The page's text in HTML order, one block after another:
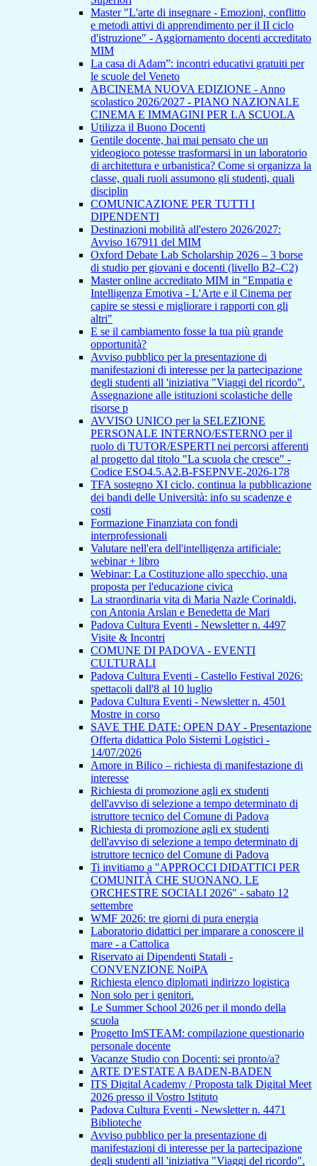
Master "L'arte di insegnare - Emozioni, conflitto
e metodi attivi di apprendimento per il II ciclo
d'istruzione" - Aggiornamento docenti accreditato
MIM
La casa di Adam”: incontri educativi gratuiti per
le scuole del Veneto
ABCINEMA NUOVA EDIZIONE - Anno
scolastico 2026/2027 - PIANO NAZIONALE
CINEMA E IMMAGINI PER LA SCUOLA
Utilizza il Buono Docenti
Gentile docente, hai mai pensato che un
videogioco potesse trasformarsi in un laboratorio
di architettura e urbanistica? Come si organizza la
classe, quali ruoli assumono gli studenti, quali
disciplin
COMUNICAZIONE PER TUTTI I
DIPENDENTI
Destinazioni mobilità all'estero 2026/2027:
Avviso 167911 del MIM
Oxford Debate Lab Scholarship 2026 – 3 borse
di studio per giovani e docenti (livello B2–C2)
Master online accreditato MIM in "Empatia e
Intelligenza Emotiva - L'Arte e il Cinema per
capire se stessi e migliorare i rapporti con gli
altri"
E se il cambiamento fosse la tua più grande
opportunità?
Avviso pubblico per la presentazione di
manifestazioni di interesse per la partecipazione
degli studenti all 'iniziativa "Viaggi del ricordo".
Assegnazione alle istituzioni scolastiche delle
risorse p
AVVISO UNICO per la SELEZIONE
PERSONALE INTERNO/ESTERNO per il
ruolo di TUTOR/ESPERTI nei percorsi afferenti
al progetto dal titolo "La scuola che cresce" -
Codice ESO4.5.A2.B-FSEPNVE-2026-178
TFA sostegno XI ciclo, continua la pubblicazione
dei bandi delle Università: info su scadenze e
costi
Formazione Finanziata con fondi
interprofessionali
Valutare nell'era dell'intelligenza artificiale:
webinar + libro
Webinar: La Costituzione allo specchio, una
proposta per l'educazione civica
La straordinaria vita di Maria Nazle Corinaldi,
con Antonia Arslan e Benedetta de Mari
Padova Cultura Eventi - Newsletter n. 4497
Visite & Incontri
COMUNE DI PADOVA - EVENTI
CULTURALI
Padova Cultura Eventi - Castello Festival 2026:
spettacoli dall'8 al 10 luglio
Padova Cultura Eventi - Newsletter n. 4501
Mostre in corso
SAVE THE DATE: OPEN DAY - Presentazione
Offerta didattica Polo Sistemi Logistici -
14/07/2026
Amore in Bilico – richiesta di manifestazione di
interesse
Richiesta di promozione agli ex studenti
dell'avviso di selezione a tempo determinato di
istruttore tecnico del Comune di Padova
Richiesta di promozione agli ex studenti
dell'avviso di selezione a tempo determinato di
istruttore tecnico del Comune di Padova
Ti invitiamo a "APPROCCI DIDATTICI PER
COMUNITÀ CHE SUONANO. LE
ORCHESTRE SOCIALI 2026" - sabato 12
settembre
WMF 2026: tre giorni di pura energia
Laboratorio didattici per imparare a conoscere il
mare - a Cattolica
Riservato ai Dipendenti Statali -
CONVENZIONE NoiPA
Richiesta elenco diplomati indirizzo logistica
Non solo per i genitori.
Le Summer School 2026 per il mondo della
scuola
Progetto ImSTEAM: compilazione questionario
personale docente
Vacanze Studio con Docenti: sei pronto/a?
ARTE D'ESTATE A BADEN-BADEN
ITS Digital Academy / Proposta talk Digital Meet
2026 presso il Vostro Istituto
Padova Cultura Eventi - Newsletter n. 4471
Biblioteche
Avviso pubblico per la presentazione di
manifestazioni di interesse per la partecipazione
degli studenti all 'iniziativa "Viaggi del ricordo".